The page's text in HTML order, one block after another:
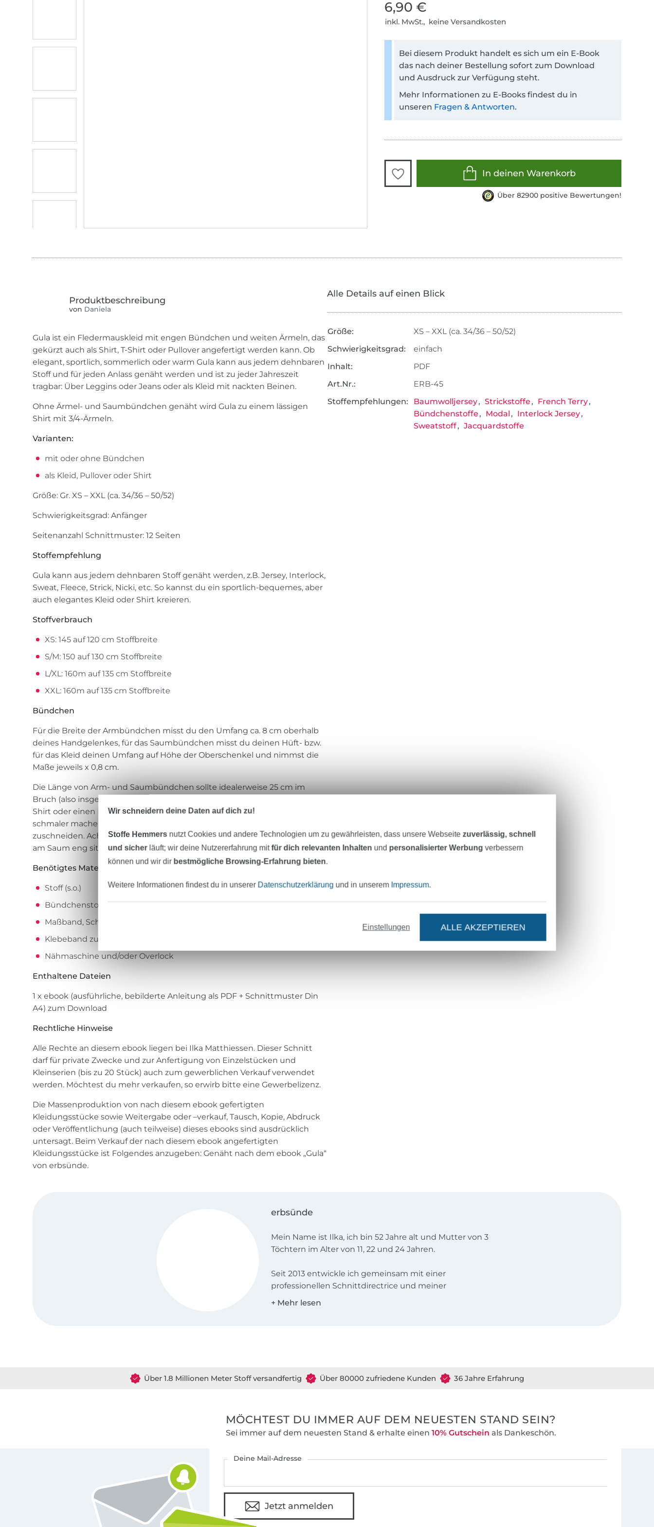
6,90 €
inkl. MwSt., keine Versandkosten
Bei diesem Produkt handelt es sich um ein E-Book
das nach deiner Bestellung sofort zum Download
und Ausdruck zur Verfügung steht.
Mehr Informationen zu E-Books findest du in
unseren Fragen & Antworten.
In deinen Warenkorb
Über 82900 positive Bewertungen!
von Daniela
Gula ist ein Fledermauskleid mit engen Bündchen und weiten Ärmeln, das
gekürzt auch als Shirt, T-Shirt oder Pullover angefertigt werden kann. Ob
elegant, sportlich, sommerlich oder warm Gula kann aus jedem dehnbaren
Stoff und für jeden Anlass genäht werden und ist zu jeder Jahreszeit
tragbar: Über Leggins oder Jeans oder als Kleid mit nackten Beinen.
Ohne Ärmel- und Saumbündchen genäht wird Gula zu einem lässigen
Shirt mit 3/4-Ärmeln.
Varianten:
mit oder ohne Bündchen
als Kleid, Pullover oder Shirt
Größe: Gr. XS – XXL (ca. 34/36 – 50/52)
Schwierigkeitsgrad: Anfänger
Seitenanzahl Schnittmuster: 12 Seiten
Stoffempfehlung
Gula kann aus jedem dehnbaren Stoff genäht werden, z.B. Jersey, Interlock,
Sweat, Fleece, Strick, Nicki, etc. So kannst du ein sportlich-bequemes, aber
auch elegantes Kleid oder Shirt kreieren.
Stoffverbrauch
XS: 145 auf 120 cm Stoffbreite
S/M: 150 auf 130 cm Stoffbreite
L/XL: 160m auf 135 cm Stoffbreite
XXL: 160m auf 135 cm Stoffbreite
Bündchen
Für die Breite der Armbündchen misst du den Umfang ca. 8 cm oberhalb
deines Handgelenkes, für das Saumbündchen misst du deinen Hüft- bzw.
für das Kleid deinen Umfang auf Höhe der Oberschenkel und nimmst die
Maße jeweils x 0,8 cm.
Die Länge von Arm- und Saumbündchen sollte idealerweise 25 cm im
Bruch (also insgesamt 50 cm inkl. Nahtzugabe) betragen. Wenn du ein
Shirt oder einen Pullover nähst, kannst du das Saumbündchen auch
schmaler machen. Natürlich kannst du auch schmalere Bündchen
zuschneiden. Achte jedoch darauf, dass sie sowohl an den Armen, als auch
am Saum eng sitzen, damit das Kleid oder Shirt gut sitzt.
Benötigtes Material:
Stoff (s.o.)
Bündchenstoff (oder wahlweise Jersey)
Maßband, Schere, Stecknadeln oder Klammern
Klebeband zum Zusammenkleben des Schnittmusters
Nähmaschine und/oder Overlock
Enthaltene Dateien
1 x ebook (ausführliche, bebilderte Anleitung als PDF + Schnittmuster Din
A4) zum Download
Rechtliche Hinweise
Alle Rechte an diesem ebook liegen bei Ilka Matthiessen. Dieser Schnitt
darf für private Zwecke und zur Anfertigung von Einzelstücken und
Kleinserien (bis zu 20 Stück) auch zum gewerblichen Verkauf verwendet
werden. Möchtest du mehr verkaufen, so erwirb bitte eine Gewerbelizenz.
Die Massenproduktion von nach diesem ebook gefertigten
Kleidungsstücke sowie Weitergabe oder –verkauf, Tausch, Kopie, Abdruck
oder Veröffentlichung (auch teilweise) dieses ebooks sind ausdrücklich
untersagt. Beim Verkauf der nach diesem ebook angefertigten
Kleidungsstücke ist Folgendes anzugeben: Genäht nach dem ebook „Gula“
von erbsünde.
Alle Details auf einen Blick
Größe:
XS – XXL (ca. 34/36 – 50/52)
Schwierigkeitsgrad:
einfach
Inhalt:
PDF
Art.Nr.:
ERB-45
Stoffempfehlungen:
Baumwolljersey Strickstoffe
French Terry
Bündchenstoffe
Modal
Interlock Jersey
Sweatstoff
Jacquardstoffe
erbsünde
Mein Name ist Ilka, ich bin 52 Jahre alt und Mutter von 3
Töchtern im Alter von 11, 22 und 24 Jahren.
Seit 2013 entwickle ich gemeinsam mit einer
professionellen Schnittdirectrice und meiner
Mitarbeiterin Katrin Schnittmuster mit Fokus auf Damen
oder Längen wichtig. Mit den ausführlichen, bebilderten
Nähanleitungen können auch Nähanfänger ihre
Über 1.8 Millionen Meter Stoff versandfertig Über 80000 zufriedene Kunden 36 Jahre Erfahrung
MÖCHTEST DU IMMER AUF DEM NEUESTEN STAND SEIN?
Sei immer auf dem neuesten Stand & erhalte einen 10% Gutschein als Dankeschön.
Deine Mail-Adresse
Jetzt anmelden
Wir schneidern deine Daten auf dich zu!
Stoffe Hemmers nutzt Cookies und andere Technologien um zu gewährleisten, dass unsere Webseitezuverlässig, schnell
und sicherläuft; wir deine Nutzererfahrung mitfür dich relevanten Inhalten und personalisierter Werbung verbessern
können und wir dir bestmögliche Browsing-Erfahrung bieten.
Weitere Informationen findest du in unserer Datenschutzerklärung und in unserem Impressum.
Einstellungen ALLE AKZEPTIEREN